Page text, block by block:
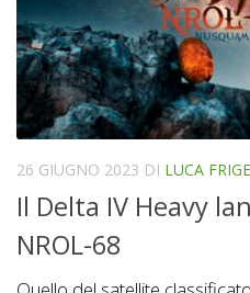
26 GIUGNO 2023 DI LUCA
Il Delta IV Heavy
NROL-68